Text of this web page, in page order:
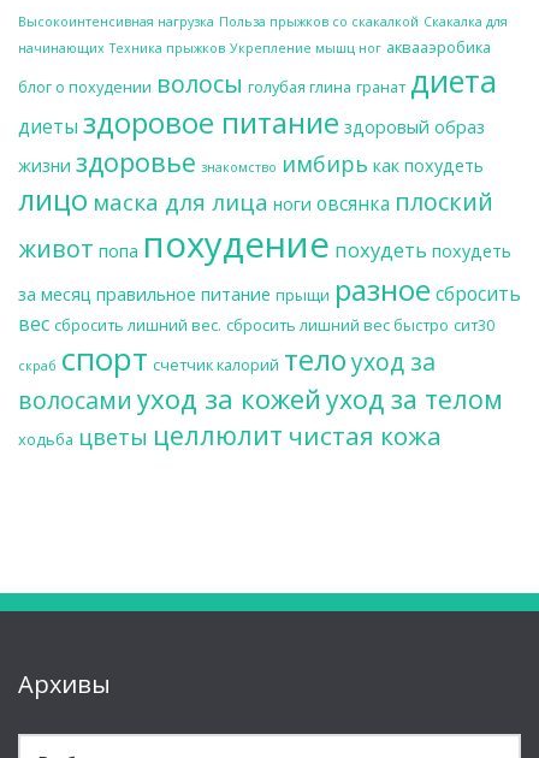
Высокоинтенсивная нагрузка Польза прыжков со скакалкой Скакалка для
начинающих Техника прыжков Укрепление мышц ног аквааэробика
блог о похудении волосы голубая глина гранат диета
диеты здоровое питание здоровый образ
жизни здоровье знакомство имбирь как похудеть
лицо маска для лица ноги овсянка плоский
живот попа похудение похудеть похудеть
за месяц правильное питание прыщи разное сбросить
вес сбросить лишний вес. сбросить лишний вес быстро сит30
скраб спорт счетчик калорий телоуход за
волосами уход за кожей уход за телом
ходьба цветы целлюлит чистая кожа
Архивы